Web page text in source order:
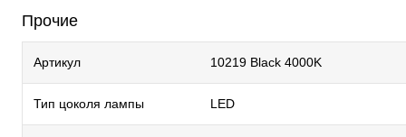
Прочие
Артикул 10219 Black 4000K
Тип цоколя лампы LED